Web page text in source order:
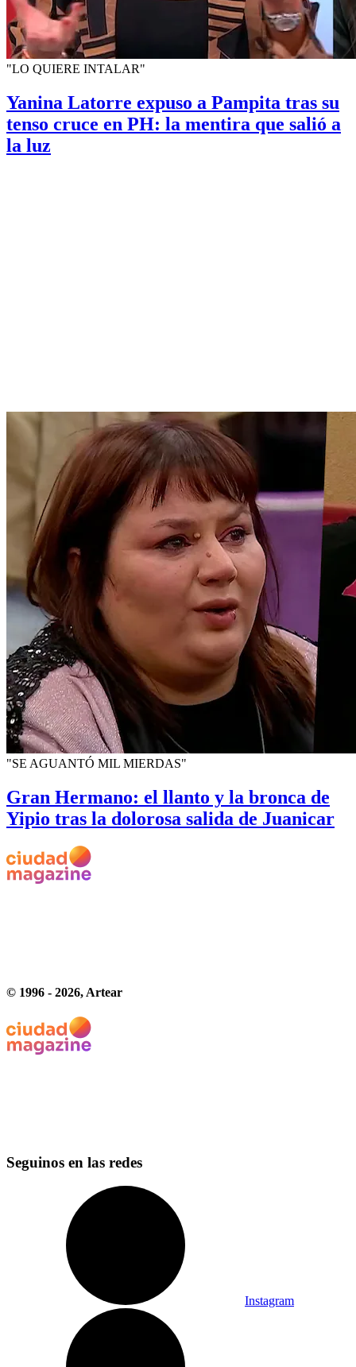
"LO QUIERE INTALAR"
Yanina Latorre expuso a Pampita tras su
tenso cruce en PH: la mentira que salió a
la luz
"SE AGUANTÓ MIL MIERDAS"
Gran Hermano: el llanto y la bronca de
Yipio tras la dolorosa salida de Juanicar
© 1996 - 2026, Artear
Seguinos en las redes
Instagram